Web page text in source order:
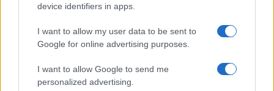
device identifiers in apps.
I want to allow my user data to be sent to
Google for online advertising purposes.
I want to allow Google to send me
personalized advertising.
Range extender auto: differenze con full hybrid e
plug-in